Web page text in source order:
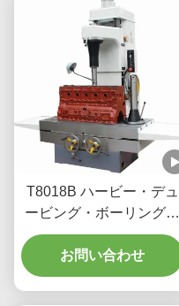
T8018B ハービー・デュ
ービング・ボーリング・
マシン 3.3/4kw 使いやす
いインターフェース
お問い合わせ